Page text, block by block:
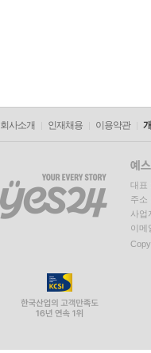
회사소개 인재채용 이용약관
대표
주소
사업
이메